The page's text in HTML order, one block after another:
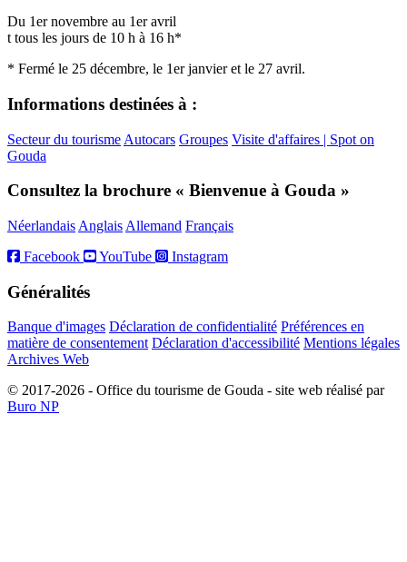
Du 1er novembre au 1er avril
t tous les jours de 10 h à 16 h*
* Fermé le 25 décembre, le 1er janvier et le 27 avril.
Informations destinées à :
Secteur du tourisme Autocars Groupes Visite d'affaires | Spot on
Gouda
Consultez la brochure « Bienvenue à Gouda »
Néerlandais Anglais Allemand Français
Facebook
YouTube Instagram
Généralités
Banque d'images Déclaration de confidentialité Préférences en
matière de consentement Déclaration d'accessibilité Mentions légales
Archives Web
© 2017-2026 - Office du tourisme de Gouda - site web réalisé par
Buro NP